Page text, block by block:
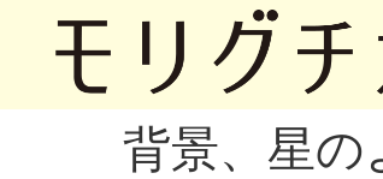
背景、星の